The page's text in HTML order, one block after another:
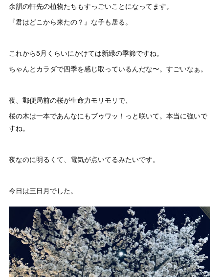
余韻の軒先の植物たちもすっごいことになってます。
『君はどこから来たの？』な子も居る。
これから5月くらいにかけては新緑の季節ですね。
ちゃんとカラダで四季を感じ取っているんだな〜。すごいなぁ。
夜、郵便局前の桜が生命力モリモリで、
桜の木は一本であんなにもブゥワッ！っと咲いて。本当に強いで
すね。
夜なのに明るくて、電気が点いてるみたいです。
今日は三日月でした。